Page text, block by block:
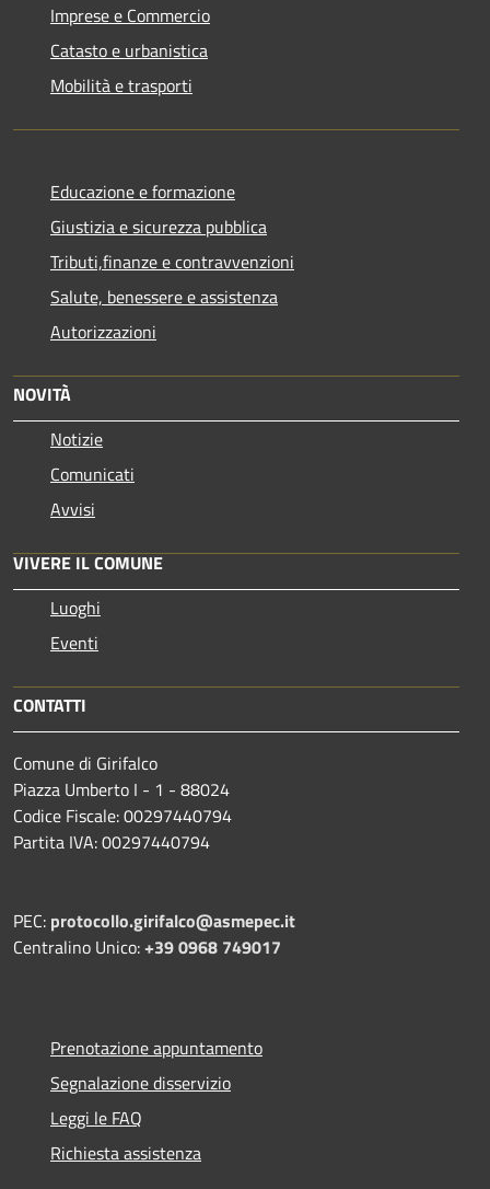
Imprese e Commercio
Catasto e urbanistica
Mobilità e trasporti
Educazione e formazione
Giustizia e sicurezza pubblica
Tributi,finanze e contravvenzioni
Salute, benessere e assistenza
Autorizzazioni
NOVITÀ
Notizie
Comunicati
Avvisi
VIVERE IL COMUNE
Luoghi
Eventi
CONTATTI
Comune di Girifalco
Piazza Umberto I - 1 - 88024
Codice Fiscale: 00297440794
Partita IVA: 00297440794
PEC: protocollo.girifalco@asmepec.it
Centralino Unico:+39 0968 749017
Prenotazione appuntamento
Segnalazione disservizio
Leggi le FAQ
Richiesta assistenza